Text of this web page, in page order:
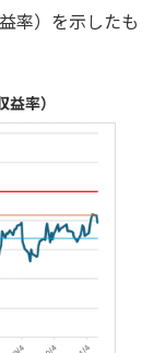
率）を示したも
率）